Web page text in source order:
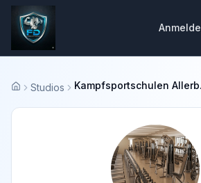
Startseite
Studios